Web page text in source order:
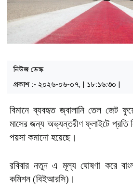
নিউজ ডেস্ক
প্রকাশ :- ২০২৬-০৬-০৭, | ১৮:১৬:৩০ |
বিমানে ব্যবহৃত জ্বালানি তেল জেট
মাসের জন্য অভ্যন্তরীণ ফ্লাইটে প্রতি
পয়সা কমানো হয়েছে।
রবিবার নতুন এ মূল্য ঘোষণা করে
কমিশন (বিইআরসি)।